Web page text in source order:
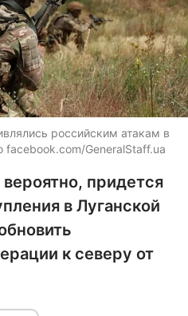
российским атакам в
GeneralStaff.ua
придется
в Луганской
к северу от